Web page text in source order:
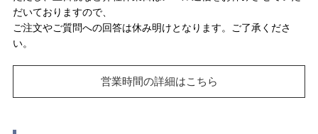
だいておりますので、
ご注文やご質問への回答は休み明けとなります。ご了承くださ
い。
営業時間の詳細はこちら